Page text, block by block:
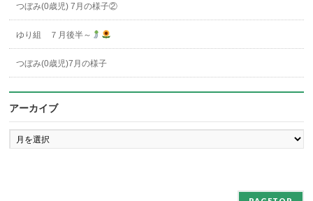
つぼみ(0歳児) 7月の様子②
ゆり組 ７月後半～
つぼみ(0歳児)7月の様子
アーカイブ
ア
ー